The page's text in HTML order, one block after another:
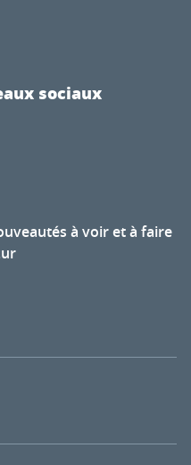
sociaux
à voir et à faire